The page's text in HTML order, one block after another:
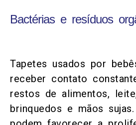
Bactérias e resíduos
Tapetes usados por
receber contato
restos de alimentos,
brinquedos e mãos